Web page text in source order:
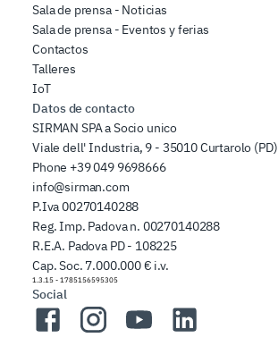
Sala de prensa - Noticias
Sala de prensa - Eventos y ferias
Contactos
Talleres
IoT
Datos de contacto
SIRMAN SPA a Socio unico
Viale dell' Industria, 9 - 35010 Curtarolo (PD)
Phone +39 049 9698666
info@sirman.com
P.Iva 00270140288
Reg. Imp. Padova n. 00270140288
R.E.A. Padova PD - 108225
Cap. Soc. 7.000.000 € i.v.
1.3.15 - 1785156595305
Social
FacebookInstagramYouTubeLinkedIn